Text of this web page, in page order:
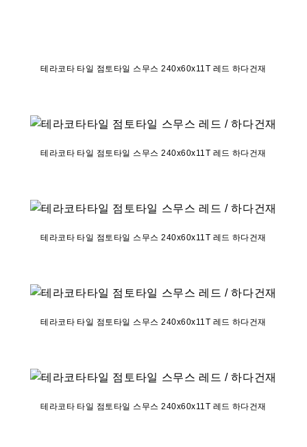
테라코타 타일 점토타일 스무스 240x60x11T 레드 하다건재
테라코타 타일 점토타일 스무스 240x60x11T 레드 하다건재
테라코타 타일 점토타일 스무스 240x60x11T 레드 하다건재
테라코타 타일 점토타일 스무스 240x60x11T 레드 하다건재
테라코타 타일 점토타일 스무스 240x60x11T 레드 하다건재